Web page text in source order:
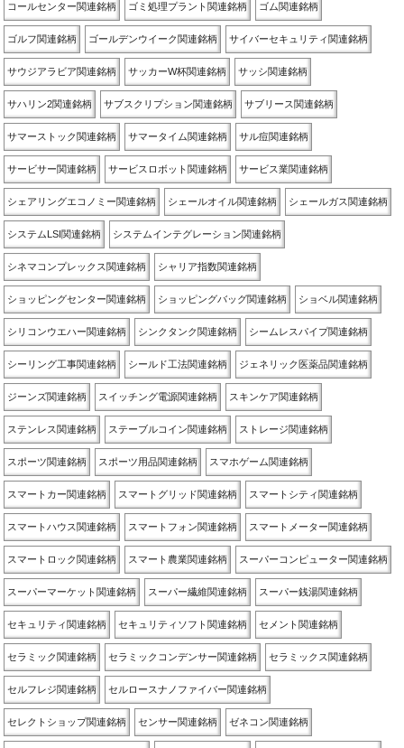
コールセンター関連銘柄 ゴミ処理プラント関連銘柄 ゴム関連銘柄
ゴルフ関連銘柄 ゴールデンウイーク関連銘柄 サイバーセキュリティ関連銘柄
サウジアラビア関連銘柄 サッカーW杯関連銘柄 サッシ関連銘柄
サハリン2関連銘柄 サブスクリプション関連銘柄 サブリース関連銘柄
サマーストック関連銘柄 サマータイム関連銘柄 サル痘関連銘柄
サービサー関連銘柄 サービスロボット関連銘柄 サービス業関連銘柄
シェアリングエコノミー関連銘柄 シェールオイル関連銘柄 シェールガス関連銘柄
システムLSI関連銘柄 システムインテグレーション関連銘柄
シネマコンプレックス関連銘柄 シャリア指数関連銘柄
ショッピングセンター関連銘柄 ショッピングバッグ関連銘柄 ショベル関連銘柄
シリコンウエハー関連銘柄 シンクタンク関連銘柄 シームレスパイプ関連銘柄
シーリング工事関連銘柄 シールド工法関連銘柄 ジェネリック医薬品関連銘柄
ジーンズ関連銘柄 スイッチング電源関連銘柄 スキンケア関連銘柄
ステンレス関連銘柄 ステーブルコイン関連銘柄 ストレージ関連銘柄
スポーツ関連銘柄 スポーツ用品関連銘柄 スマホゲーム関連銘柄
スマートカー関連銘柄 スマートグリッド関連銘柄 スマートシティ関連銘柄
スマートハウス関連銘柄 スマートフォン関連銘柄 スマートメーター関連銘柄
スマートロック関連銘柄 スマート農業関連銘柄 スーパーコンピューター関連銘柄
スーパーマーケット関連銘柄 スーパー繊維関連銘柄 スーパー銭湯関連銘柄
セキュリティ関連銘柄 セキュリティソフト関連銘柄 セメント関連銘柄
セラミック関連銘柄 セラミックコンデンサー関連銘柄 セラミックス関連銘柄
セルフレジ関連銘柄 セルロースナノファイバー関連銘柄
セレクトショップ関連銘柄 センサー関連銘柄 ゼネコン関連銘柄